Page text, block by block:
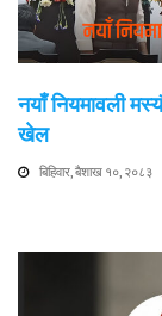
नयाँ नियमावली
खेल
बिहिवार, बैशाख १०, २०८३